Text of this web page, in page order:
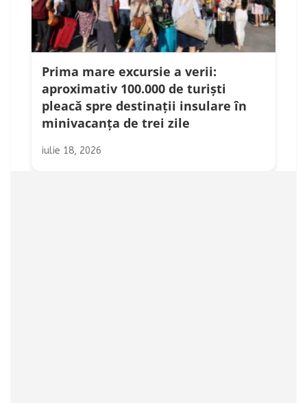
Prima mare excursie a verii:
aproximativ 100.000 de turiști
pleacă spre destinații insulare în
minivacanța de trei zile
iulie 18, 2026